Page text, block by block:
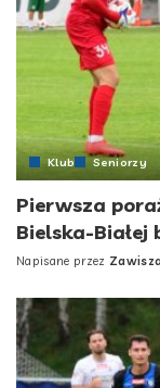
Klub Seniorzy
Pierwsza
Bielska-Białej
Posted
Napisane przez